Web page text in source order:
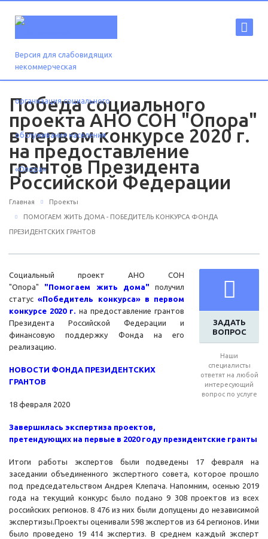
Версия для слабовидящих
Победа социального
проекта АНО СОН "Опора"
в первом конкурсе 2020 г.
на предоставление
грантов Президента
Российской Федерации
Главная Проекты
ПОМОГАЕМ ЖИТЬ ДОМА - ПОБЕДИТЕЛЬ КОНКУРСА ФОНДА
ПРЕЗИДЕНТСКИХ ГРАНТОВ
ЗАДАТЬ
ВОПРОС
Наши
специалисты
ответят на любой
интересующий
вопрос по услуге
Социальный проект АНО СОН
"Опора" "Помогаем жить дома" получил
статус«Победитель конкурса» в первом
конкурсе 2020 г. на предоставление грантов
Президента Российской Федерации и
финансовую поддержку Фонда на его
реализацию.
НОВОСТИ ФОНДА ПРЕЗИДЕНТСКИХ
ГРАНТОВ
18 февраля 2020
Завершилась экспертиза проектов,
претендующих на первые в 2020 году президентские гранты
Итоги работы экспертов были подведены 17 февраля на
заседании объединенного экспертного совета, которое прошло
под председательством Андрея Клепача. Напомним, осенью 2019
года на текущий конкурс было подано 9 308 проектов из всех
российских регионов. 8 476 из них были допущены до независимой
экспертизы.Проекты оценивали 598 экспертов из 64 регионов. Ими
было проведено 19 414 экспертиз. В среднем каждый эксперт